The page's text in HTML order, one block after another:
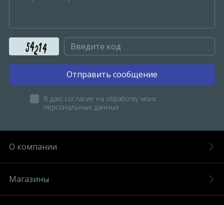
Отправить сообщение
Я даю согласие на обработку моих
персональных данных
О компании
Магазины